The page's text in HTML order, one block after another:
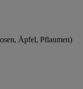
Äpfel, Pflaumen)